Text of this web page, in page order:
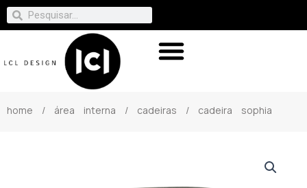
home / área interna / cadeiras / cadeira sophia